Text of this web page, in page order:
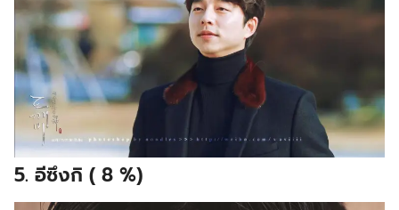
5. อีซึงกิ ( 8 %)